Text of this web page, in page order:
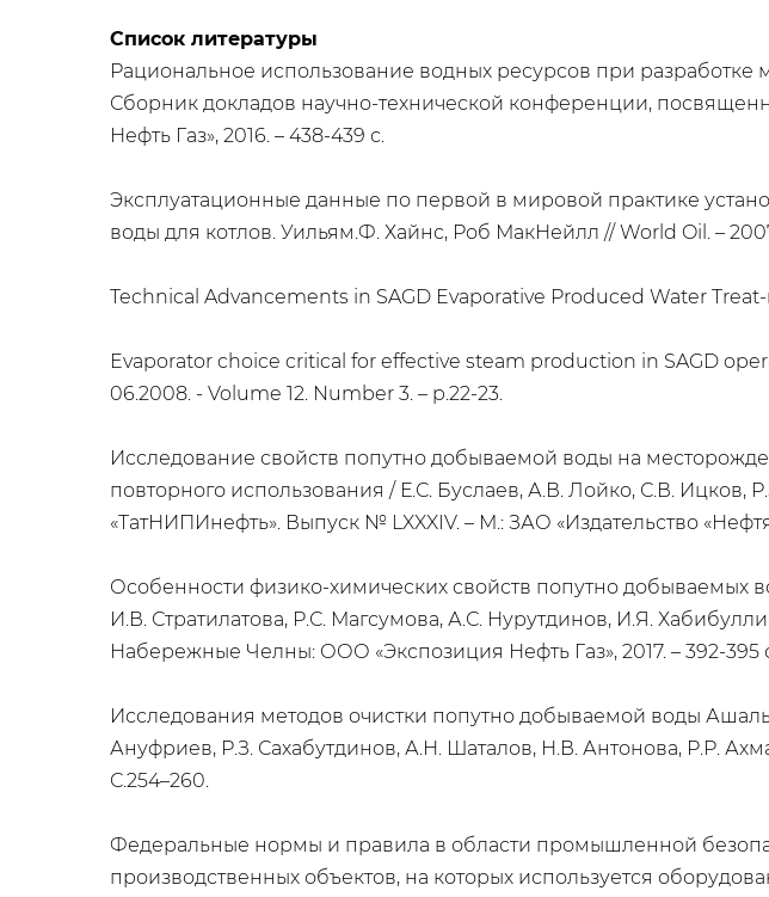
Список литературы
Рациональное использование водных ресурсов при
Сборник докладов научно-технической конференции,
Нефть Газ», 2016. – 438-439 с.
Эксплуатационные данные по первой в мировой практике
воды для котлов. Уильям.Ф. Хайнс, Роб МакНейлл // World Oil. –
Technical Advancements in SAGD Evaporative Produced Water Treat-
Evaporator choice critical for effective steam production in SAGD
06.2008. - Volume 12. Number 3. – p.22-23.
Исследование свойств попутно добываемой воды на
повторного использования / Е.С. Буслаев, А.В. Лойко, С.В. Ицков,
«ТатНИПИнефть». Выпуск № LXXXIV. – М.: ЗАО «Издательство
Особенности физико-химических свойств попутно добываемых
И.В. Стратилатова, Р.С. Магсумова, А.С. Нурутдинов, И.Я.
Набережные Челны: ООО «Экспозиция Нефть Газ», 2017. – 392-395
Исследования методов очистки попутно добываемой воды
Ануфриев, Р.З. Сахабутдинов, А.Н. Шаталов, Н.В. Антонова, Р.Р.
С.254–260.
Федеральные нормы и правила в области промышленной
производственных объектов, на которых используется